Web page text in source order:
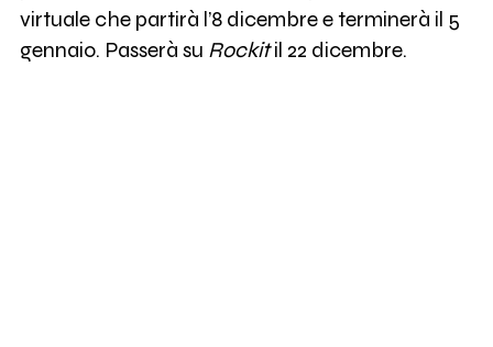
virtuale che partirà l’8 dicembre e terminerà il 5
gennaio. Passerà su Rockitil 22 dicembre.